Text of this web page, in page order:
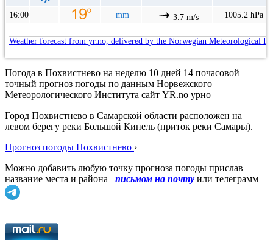
16:00 mm 3.7 m/s 1005.2 hPa
Weather forecast from yr.no, delivered by the Norwegian Meteorological
Погода в Похвистнево на неделю 10 дней 14 почасовой
точный прогноз погоды по данным Норвежского
Метеорологического Института сайт YR.no урно
Город Похвистнево в Самарской области расположен на
левом берегу реки Большой Кинель (приток реки Самары).
Прогноз погоды Похвистнево ›
Можно добавить любую точку прогноза погоды прислав
название места и района
письмом на почту или телеграмм